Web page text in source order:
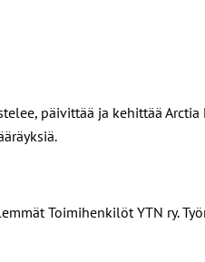
päivittää ja kehittää
Toimihenkilöt YTN ry.